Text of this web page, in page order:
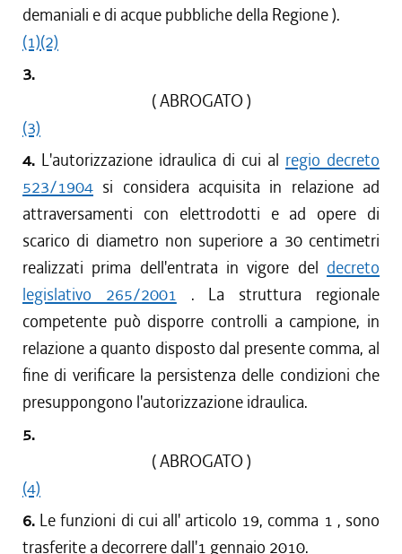
demaniali e di acque pubbliche della Regione ).
(1)(2)
3.
( ABROGATO )
(3)
4. L'autorizzazione idraulica di cui al regio decreto
523/1904 si considera acquisita in relazione ad
attraversamenti con elettrodotti e ad opere di
scarico di diametro non superiore a 30 centimetri
realizzati prima dell'entrata in vigore del decreto
legislativo 265/2001 . La struttura regionale
competente può disporre controlli a campione, in
relazione a quanto disposto dal presente comma, al
fine di verificare la persistenza delle condizioni che
presuppongono l'autorizzazione idraulica.
5.
( ABROGATO )
(4)
6. Le funzioni di cui all' articolo 19, comma 1 , sono
trasferite a decorrere dall'1 gennaio 2010.